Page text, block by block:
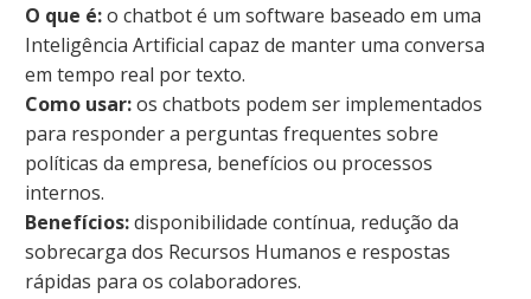
O que é:o chatbot é um software baseado em uma
Inteligência Artificial capaz de manter uma conversa
em tempo real por texto.
Como usar:os chatbots podem ser implementados
para responder a perguntas frequentes sobre
políticas da empresa, benefícios ou processos
internos.
Benefícios:disponibilidade contínua, redução da
sobrecarga dos Recursos Humanos e respostas
rápidas para os colaboradores.